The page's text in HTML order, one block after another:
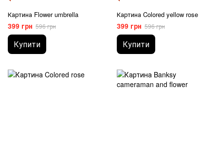
Картина Flower umbrella
399 грн 596 грн
Купити
Картина Colored yellow rose
399 грн 596 грн
Купити